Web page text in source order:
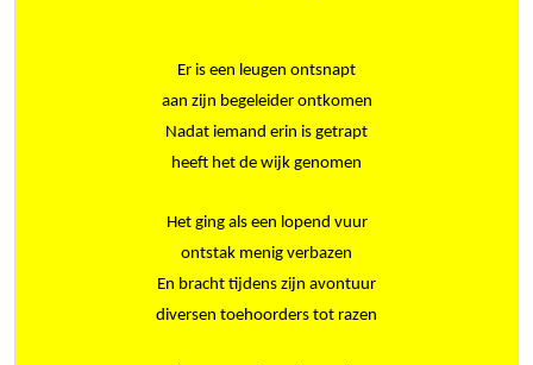
Er is een leugen ontsnapt
aan zijn begeleider ontkomen
Nadat iemand erin is getrapt
heeft het de wijk genomen
Het ging als een lopend vuur
ontstak menig verbazen
En bracht tijdens zijn avontuur
diversen toehoorders tot razen